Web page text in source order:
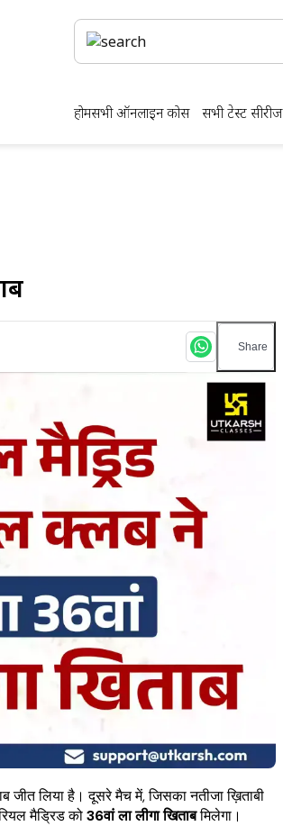
होमसभी ऑनलाइन कोर्स सभी टेस्ट सीरीज
Share
जीत लिया है। दूसरे मैच में, जिसका नतीजा ख़िताबी
मैड्रिड को36वां ला लीगा खिताबमिलेगा।